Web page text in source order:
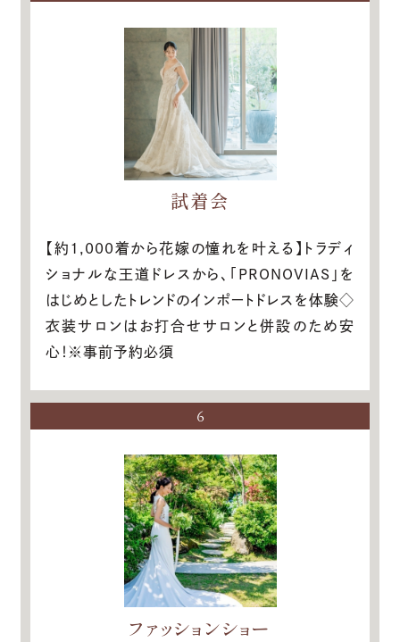
試着会
【約1,000着から花嫁の憧れを叶える】トラディ
ショナルな王道ドレスから、「PRONOVIAS」を
はじめとしたトレンドのインポートドレスを体験◇
衣装サロンはお打合せサロンと併設のため安
心！※事前予約必須
6
ファッションショー